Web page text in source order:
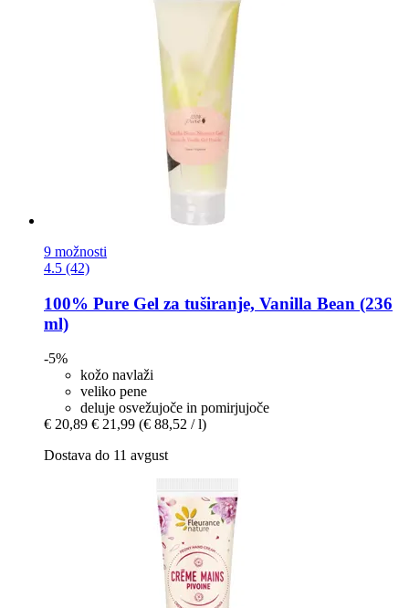
9 možnosti
4.5 (42)
100% Pure Gel za tuširanje, Vanilla Bean (236
ml)
-5%
kožo navlaži
veliko pene
deluje osvežujoče in pomirjujoče
€ 20,89 € 21,99 (€ 88,52 / l)
Dostava do 11 avgust